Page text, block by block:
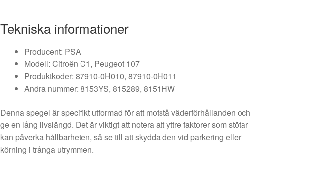
Tekniska informationer
Producent: PSA
Modell: Citroën C1, Peugeot 107
Produktkoder: 87910-0H010, 87910-0H011
Andra nummer: 8153YS, 815289, 8151HW
Denna spegel är specifikt utformad för att motstå väderförhållanden och
ge en lång livslängd. Det är viktigt att notera att yttre faktorer som stötar
kan påverka hållbarheten, så se till att skydda den vid parkering eller
körning i trånga utrymmen.